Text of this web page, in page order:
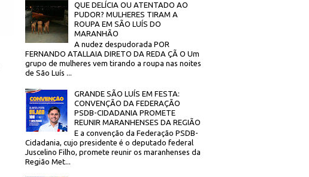
QUE DELÍCIA OU ATENTADO AO
PUDOR? MULHERES TIRAM A
ROUPA EM SÃO LUÍS DO
MARANHÃO
A nudez despudorada POR
FERNANDO ATALLAIA DIRETO DA REDA ÇÃ O Um
grupo de mulheres vem tirando a roupa nas noites
de São Luís ...
GRANDE SÃO LUÍS EM FESTA:
CONVENÇÃO DA FEDERAÇÃO
PSDB-CIDADANIA PROMETE
REUNIR MARANHENSES DA REGIÃO
E a convenção da Federação PSDB-
Cidadania, cujo presidente é o deputado federal
Juscelino Filho, promete reunir os maranhenses da
Região Met...